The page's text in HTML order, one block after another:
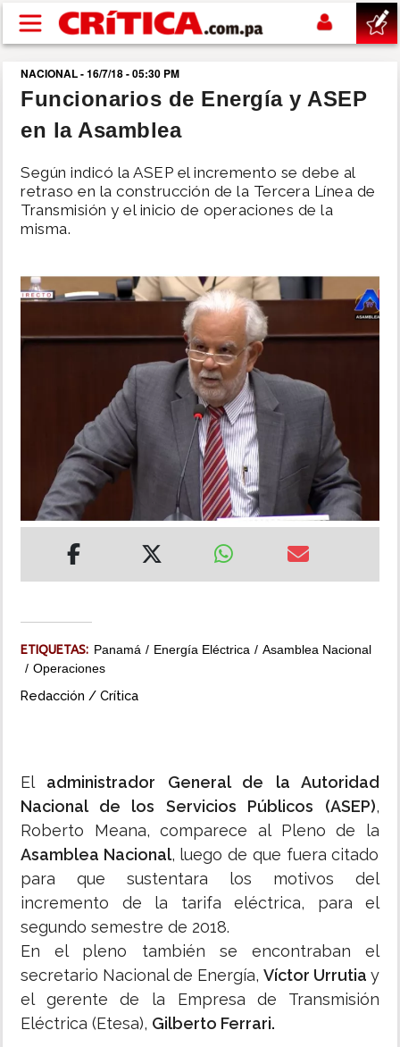
Pasar al contenido principal
buscar
SUCESOS
NACIONAL
POLÍTICA
SHOW
INSÓLITAS
MULTIMEDIA
NACIONAL - 16/7/18 - 05:30 PM
Funcionarios de Energía y ASEP
en la Asamblea
Según indicó la ASEP el incremento se debe al
retraso en la construcción de la Tercera Línea de
Transmisión y el inicio de operaciones de la
misma.
ETIQUETAS: Panamá Energía Eléctrica
Asamblea Nacional
Operaciones
Redacción / Crítica
El administrador General de la Autoridad
Nacional de los Servicios Públicos (ASEP),
Roberto Meana, comparece al Pleno de la
Asamblea Nacional, luego de que fuera citado
para que sustentara los motivos del
incremento de la tarifa eléctrica, para el
segundo semestre de 2018.
En el pleno también se encontraban el
secretario Nacional de Energía, Víctor Urrutia y
el gerente de la Empresa de Transmisión
Eléctrica (Etesa), Gilberto Ferrari.